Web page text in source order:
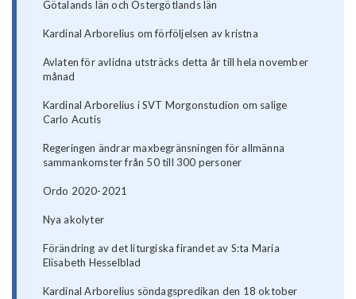
Götalands län och Östergötlands län
Kardinal Arborelius om förföljelsen av kristna
Avlaten för avlidna utsträcks detta år till hela november
månad
Kardinal Arborelius i SVT Morgonstudion om salige
Carlo Acutis
Regeringen ändrar maxbegränsningen för allmänna
sammankomster från 50 till 300 personer
Ordo 2020-2021
Nya akolyter
Förändring av det liturgiska firandet av S:ta Maria
Elisabeth Hesselblad
Kardinal Arborelius söndagspredikan den 18 oktober